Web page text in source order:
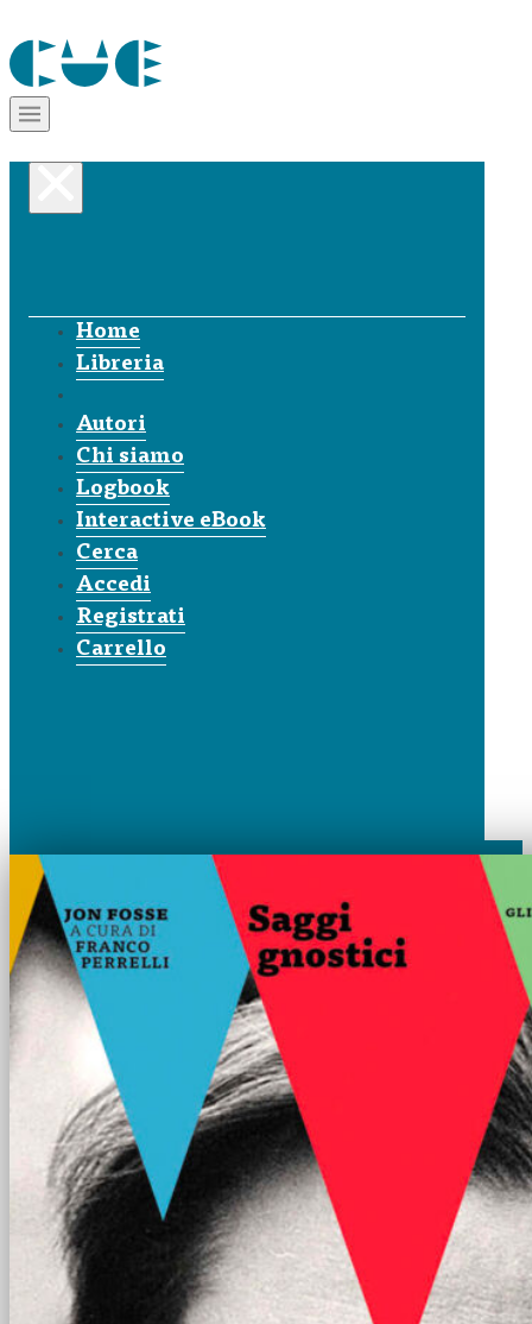
Home
Libreria
Autori
Chi siamo
Logbook
Interactive eBook
Cerca
Accedi
Registrati
Carrello